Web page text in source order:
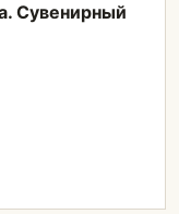
Сувенирный